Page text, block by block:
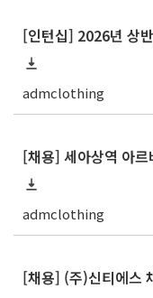
admclothing
[채용] 세아상역 아르
admclothing
[채용] (주)신티에스